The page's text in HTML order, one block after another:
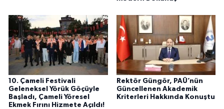
10. Çameli Festivali
Geleneksel Yörük Göçüyle
Başladı, Çameli Yöresel
Ekmek Fırını Hizmete Açıldı!
Rektör Güngör, PAÜ’nün
Güncellenen Akademik
Kriterleri Hakkında Konuştu